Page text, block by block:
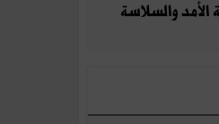
الأمد والسلاسة